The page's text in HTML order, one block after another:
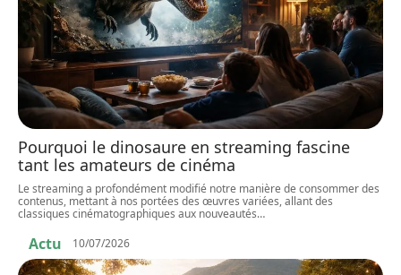
Pourquoi le dinosaure en streaming fascine
tant les amateurs de cinéma
Le streaming a profondément modifié notre manière de consommer des
contenus, mettant à nos portées des œuvres variées, allant des
classiques cinématographiques aux nouveautés…
Actu 10/07/2026